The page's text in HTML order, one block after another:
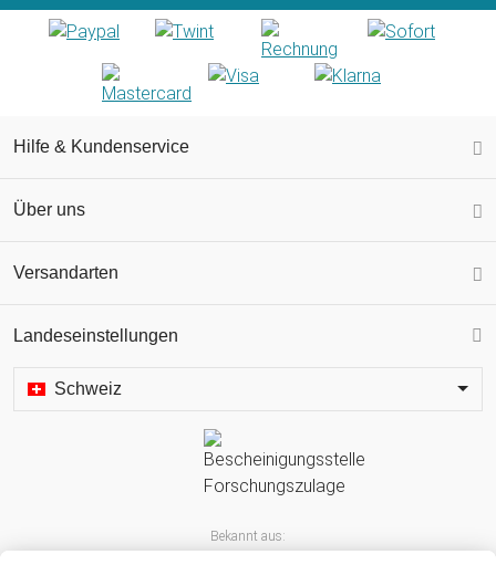
Hilfe & Kundenservice
Über uns
Versandarten
Landeseinstellungen
Schweiz
Bekannt aus: